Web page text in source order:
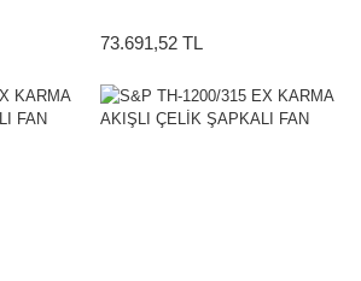
73.691,52 TL